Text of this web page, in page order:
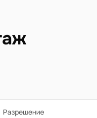
Разрешение